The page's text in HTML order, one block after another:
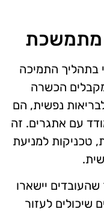
מתמשכת
בתהליך התמיכה
הכשרה
נפשית, הם
עם אתגרים. זה
טכניקות למניעת
יישארו
שיכולים לעזור